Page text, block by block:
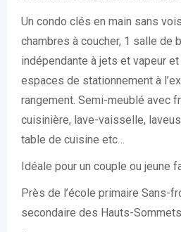
Un condo clés en main sans
chambres à coucher, 1 salle de
indépendante à jets et vapeur et
espaces de stationnement à
rangement. Semi-meublé avec
cuisinière, lave-vaisselle,
table de cuisine etc…
Idéale pour un couple ou jeune
Près de l’école primaire Sans-
secondaire des Hauts-